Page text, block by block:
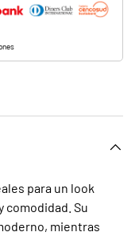
para un look
comodidad. Su
mientras